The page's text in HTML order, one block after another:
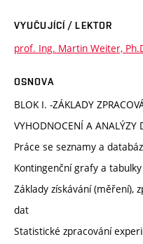
VYUČUJÍCÍ / LEKTOR
prof. Ing. Martin Weiter,
OSNOVA
BLOK I. -ZÁKLADY
VYHODNOCENÍ A ANALÝZY
Práce se seznamy a
Kontingenční grafy a tabulky
Základy získávání (měření),
dat
Statistické zpracování